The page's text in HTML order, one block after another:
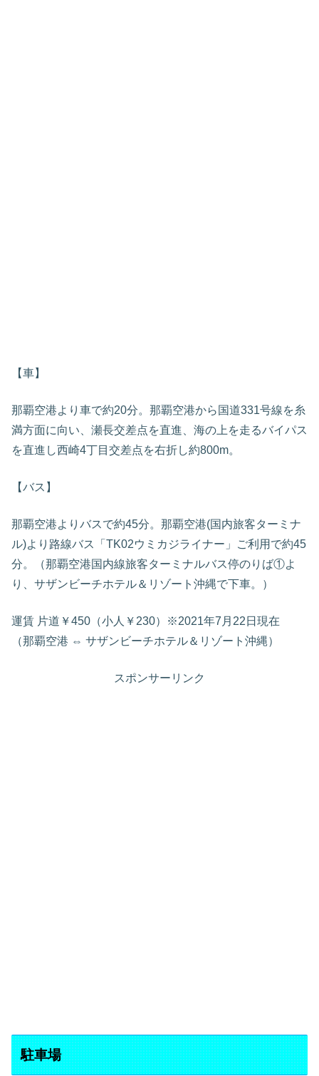
【車】
那覇空港より車で約20分。那覇空港から国道331号線を糸
満方面に向い、瀬長交差点を直進、海の上を走るバイパス
を直進し西崎4丁目交差点を右折し約800m。
【バス】
那覇空港よりバスで約45分。那覇空港(国内旅客ターミナ
ル)より路線バス「TK02ウミカジライナー」ご利用で約45
分。（那覇空港国内線旅客ターミナルバス停のりば①よ
り、サザンビーチホテル＆リゾート沖縄で下車。）
運賃 片道￥450（小人￥230）※2021年7月22日現在
（那覇空港 ⇔ サザンビーチホテル＆リゾート沖縄）
スポンサーリンク
駐車場